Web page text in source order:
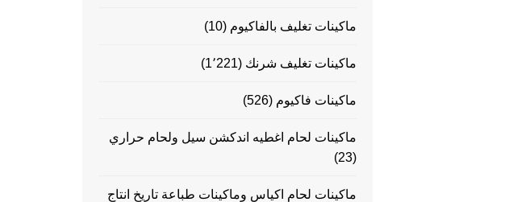
ماكينات تغليف بالفاكيوم (10)
ماكينات تغليف شرنك (1٬221)
ماكينات فاكيوم (526)
ماكينات لحام اغطيه اندكشن سيل ولحام حراري
(23)
ماكينات لحام اكياس وماكينات طباعة تاريخ انتاج